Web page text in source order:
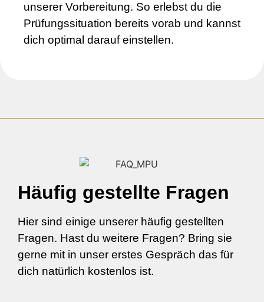
unserer Vorbereitung. So erlebst du die
Prüfungssituation bereits vorab und kannst
dich optimal darauf einstellen.
Häufig gestellte Fragen
Hier sind einige unserer häufig gestellten
Fragen. Hast du weitere Fragen? Bring sie
gerne mit in unser erstes Gespräch das für
dich natürlich kostenlos ist.